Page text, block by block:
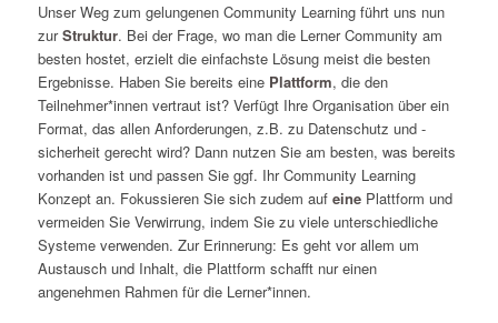
Unser Weg zum gelungenen Community Learning führt uns nun
zurStruktur. Bei der Frage, wo man die Lerner Community am
besten hostet, erzielt die einfachste Lösung meist die besten
Ergebnisse. Haben Sie bereits eine Plattform, die den
Teilnehmer*innen vertraut ist? Verfügt Ihre Organisation über ein
Format, das allen Anforderungen, z.B. zu Datenschutz und -
sicherheit gerecht wird? Dann nutzen Sie am besten, was bereits
vorhanden ist und passen Sie ggf. Ihr Community Learning
Konzept an. Fokussieren Sie sich zudem auf eine Plattform und
vermeiden Sie Verwirrung, indem Sie zu viele unterschiedliche
Systeme verwenden. Zur Erinnerung: Es geht vor allem um
Austausch und Inhalt, die Plattform schafft nur einen
angenehmen Rahmen für die Lerner*innen.